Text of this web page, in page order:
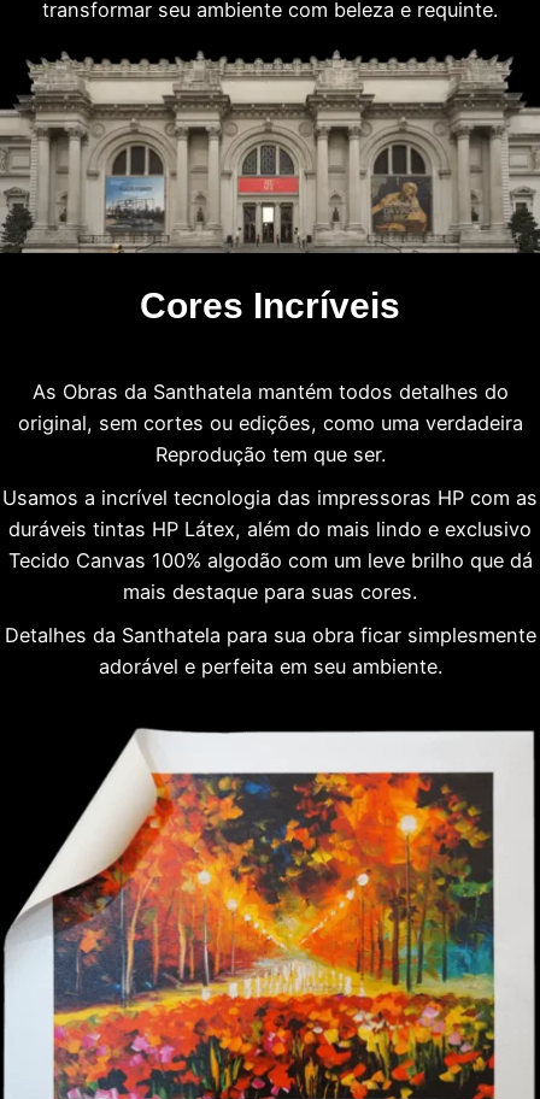
transformar seu ambiente com beleza e requinte.
Cores Incríveis
As Obras da Santhatela mantém todos detalhes do
original, sem cortes ou edições, como uma verdadeira
Reprodução tem que ser.
Usamos a incrível tecnologia das impressoras HP com as
duráveis tintas HP Látex, além do mais lindo e exclusivo
Tecido Canvas 100% algodão com um leve brilho que dá
mais destaque para suas cores.
Detalhes da Santhatela para sua obra ficar simplesmente
adorável e perfeita em seu ambiente.